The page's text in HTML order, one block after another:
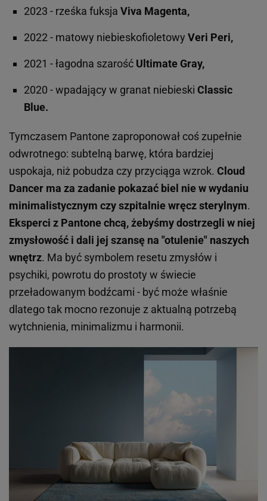
2023 - rześka fuksja Viva Magenta,
2022 - matowy niebieskofioletowy Veri Peri,
2021 - łagodna szarość Ultimate Gray,
2020 - wpadający w granat niebieski Classic
Blue.
Tymczasem Pantone zaproponował coś zupełnie
odwrotnego: subtelną barwę, która bardziej
uspokaja, niż pobudza czy przyciąga wzrok. Cloud
Dancer ma za zadanie pokazać biel nie w wydaniu
minimalistycznym czy szpitalnie wręcz sterylnym.
Eksperci z Pantone chcą, żebyśmy dostrzegli w niej
zmysłowość i dali jej szansę na "otulenie" naszych
wnętrz. Ma być symbolem resetu zmysłów i
psychiki, powrotu do prostoty w świecie
przeładowanym bodźcami - być może właśnie
dlatego tak mocno rezonuje z aktualną potrzebą
wytchnienia, minimalizmu i harmonii.